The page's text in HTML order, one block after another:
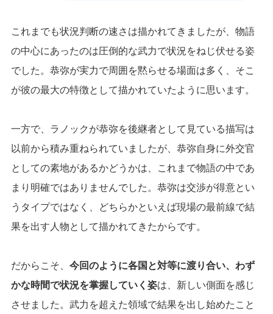
これまでも状況判断の速さは描かれてきましたが、物語
の中心にあったのは圧倒的な武力で状況をねじ伏せる姿
でした。恭弥が実力で周囲を黙らせる場面は多く、そこ
が彼の最大の特徴として描かれていたように思います。
一方で、ラノックが恭弥を後継者として見ている描写は
以前から積み重ねられていましたが、恭弥自身に外交官
としての素地があるかどうかは、これまで物語の中であ
まり明確ではありませんでした。恭弥は交渉が得意とい
うタイプではなく、どちらかといえば現場の最前線で結
果を出す人物として描かれてきたからです。
だからこそ、 今回のように各国と対等に渡り合い、わず
かな時間で状況を掌握していく姿は、新しい側面を感じ
させました。武力を超えた領域で結果を出し始めたこと